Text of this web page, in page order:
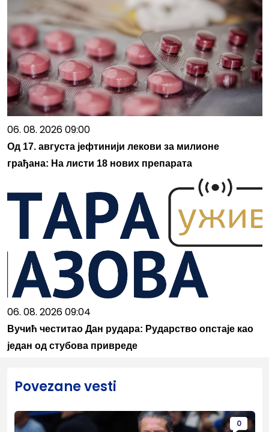
06. 08. 2026 09:00
Од 17. августа јефтинији лекови за милионе
грађана: На листи 18 нових препарата
06. 08. 2026 09:04
Вучић честитао Дан рудара: Рударство опстаје као
један од стубова привреде
Povezane vesti
0